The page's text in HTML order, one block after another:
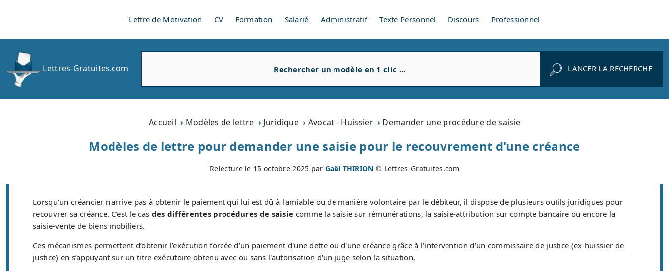
Lettre de Motivation CV Formation Salarié Administratif Texte Personnel Discours Professionnel
Lettres-Gratuites.com
h
e
LANCER LA RECHERCHE
Accueil Modèles de lettre Juridique Avocat - Huissier Demander une procédure de saisie
Modèles de lettre pour demander une saisie pour le recouvrement d'une créance
Relecture le 15 octobre 2025 parGaël THIRION © Lettres-Gratuites.com
Lorsqu'un créancier n'arrive pas à obtenir le paiement qui lui est dû à l'amiable ou de manière volontaire par le débiteur, il dispose de plusieurs outils juridiques pour
recouvrer sa créance. C'est le cas des différentes procédures de saisie comme la saisie sur rémunérations, la saisie-attribution sur compte bancaire ou encore la
saisie-vente de biens mobiliers.
Ces mécanismes permettent d’obtenir l’exécution forcée d’un paiement d'une dette ou d'une créance grâce à l’intervention d’un commissaire de justice (ex-huissier de
justice) en s’appuyant sur un titre exécutoire obtenu avec ou sans l'autorisation d'un juge selon la situation.